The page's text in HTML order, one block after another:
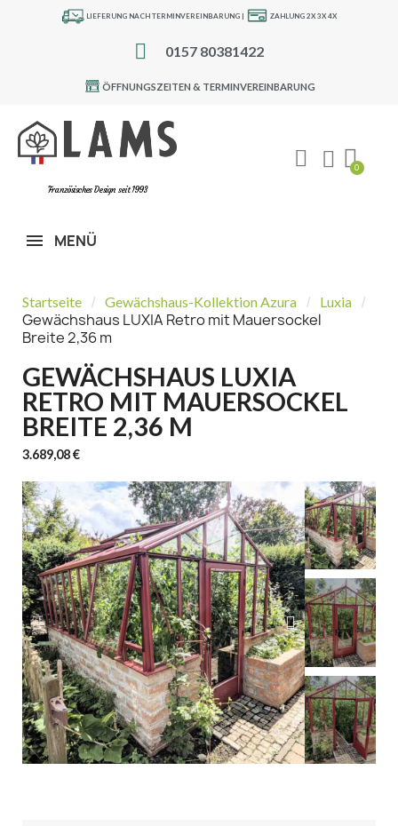
LIEFERUNG NACH TERMINVEREINBARUNG | ZAHLUNG 2X 3X 4X
0157 80381422
ÖFFNUNGSZEITEN & TERMINVEREINBARUNG
Französisches Design seit 1993
MENÜ
Startseite Gewächshaus-Kollektion Azura Luxia
Gewächshaus LUXIA Retro mit Mauersockel
Breite 2,36 m
GEWÄCHSHAUS LUXIA
RETRO MIT MAUERSOCKEL
BREITE 2,36 M
3.689,08 €